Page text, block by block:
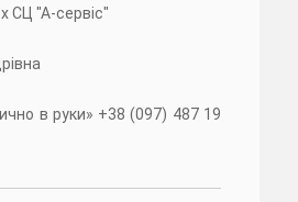
СЦ "А-сервiс"
в руки» +38 (097) 487 19